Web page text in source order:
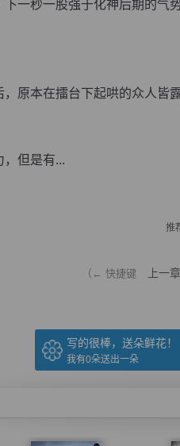
秒一股强于化神后期的气
本在擂台下起哄的众人皆
但是有...
推
（← 快捷键 上一章
写的很棒，送朵鲜花！
我有0朵送出一朵